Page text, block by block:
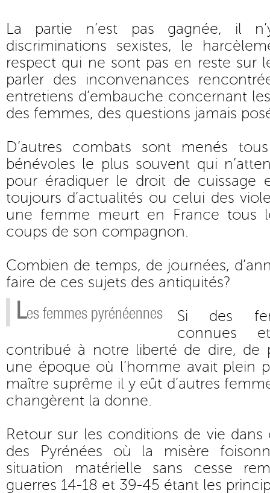
La partie n’est pas gagnée, il
discriminations sexistes, le
respect qui ne sont pas en reste sur
parler des inconvenances
entretiens d’embauche concernant
des femmes, des questions jamais
D’autres combats sont menés
bénévoles le plus souvent qui
pour éradiquer le droit de cuissage
toujours d’actualités ou celui des
une femme meurt en France tous
coups de son compagnon.
Combien de temps, de journées,
faire de ces sujets des antiquités?
Les femmes pyrénéennes
Si des
connues
contribué à notre liberté de dire, de
une époque où l’homme avait plein
maître suprême il y eût d’autres
changèrent la donne.
Retour sur les conditions de vie dans
des Pyrénées où la misère
situation matérielle sans cesse
guerres 14-18 et 39-45 étant les